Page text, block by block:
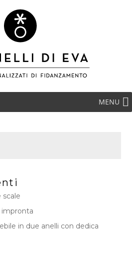
MENU
scale
impronta
in due anelli con dedica